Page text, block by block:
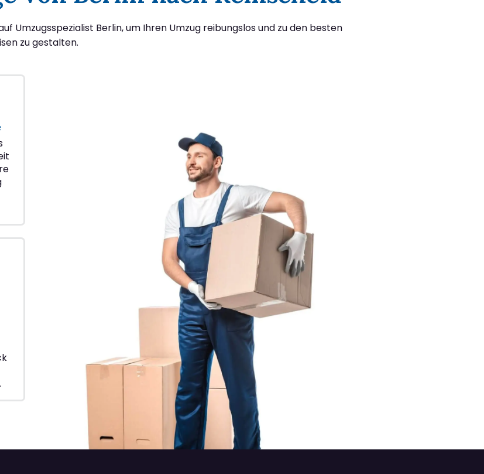
Umzugsspezialist Berlin, um Ihren Umzug reibungslos und zu den besten
zu gestalten.